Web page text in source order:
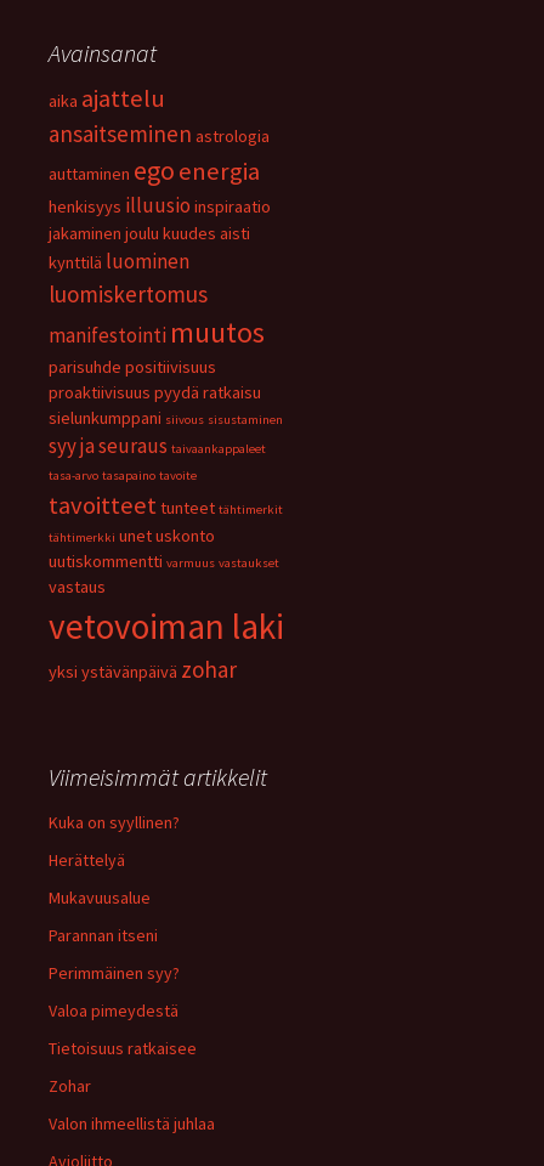
Avainsanat
aika ajattelu
ansaitseminen astrologia
auttaminen egoenergia
henkisyys illuusio inspiraatio
jakaminen joulu kuudes aisti
kynttilä luominen
luomiskertomus
manifestointi muutos
parisuhde positiivisuus
proaktiivisuus pyydä ratkaisu
sielunkumppani siivous sisustaminen
syy ja seuraus taivaankappaleet
tasa-arvo tasapaino tavoite
tavoitteettunteet tähtimerkit
tähtimerkki unetuskonto
uutiskommentti varmuus vastaukset
vastaus
vetovoiman laki
yksi ystävänpäivä zohar
Viimeisimmät artikkelit
Kuka on syyllinen?
Herättelyä
Mukavuusalue
Parannan itseni
Perimmäinen syy?
Valoa pimeydestä
Tietoisuus ratkaisee
Zohar
Valon ihmeellistä juhlaa
Avioliitto